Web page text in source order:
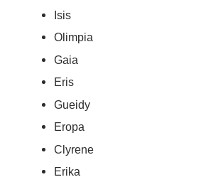
Isis
Olimpia
Gaia
Eris
Gueidy
Eropa
Clyrene
Erika